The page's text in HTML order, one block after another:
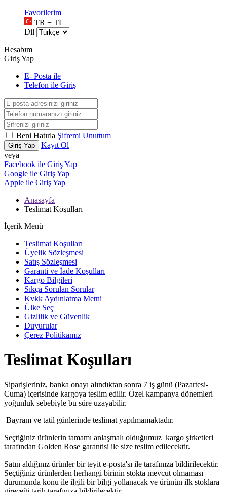
Favorilerim
TR − TL
Dil
Hesabım
Giriş Yap
E- Posta ile
Telefon ile Giriş
Beni Hatırla Şifremi Unuttum
Giriş Yap
Kayıt Ol
veya
Facebook ile Giriş Yap
Google ile Giriş Yap
Apple ile Giriş Yap
Anasayfa
Teslimat Koşulları
İçerik Menü
Teslimat Koşulları
Üyelik Sözleşmesi
Satış Sözleşmesi
Garanti ve İade Koşulları
Kargo Bilgileri
Sıkça Sorulan Sorular
Kvkk Aydınlatma Metni
Ülke Seç
Gizlilik ve Güvenlik
Duyurular
Çerez Politikamız
Teslimat Koşulları
Siparişleriniz, banka onayı alındıktan sonra 7 iş günü (Pazartesi-
Cuma) içerisinde kargoya teslim edilir. Özel kampanya dönemleri
yoğunluk sebebiyle bu süre uzayabilir.
Bayram ve tatil günlerinde teslimat yapılmamaktadır.
Seçtiğiniz ürünlerin tamamı anlaşmalı olduğumuz kargo şirketleri
tarafından Golden Rose garantisi ile size teslim edilecektir.
Satın aldığınız ürünler bir teyit e-posta'sı ile tarafınıza bildirilecektir.
Seçtiğiniz ürünlerden herhangi birinin stokta mevcut olmaması
durumunda konu ile ilgili bir bilgi yollanacak ve ürünün ilk stoklara